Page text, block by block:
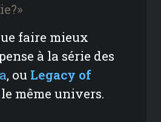
faire mieux
à la série des
, ou Legacy of
même univers.